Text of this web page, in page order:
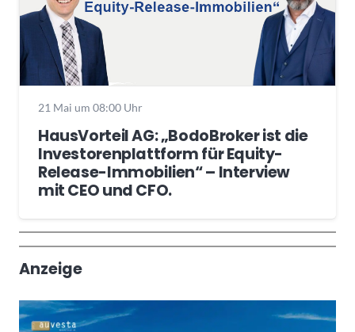
21 Mai um 08:00 Uhr
HausVorteil AG: „BodoBroker ist die
Investorenplattform für Equity-
Release-Immobilien“ – Interview
mit CEO und CFO.
Wochenrückblick
Trendthemen
Anzeige